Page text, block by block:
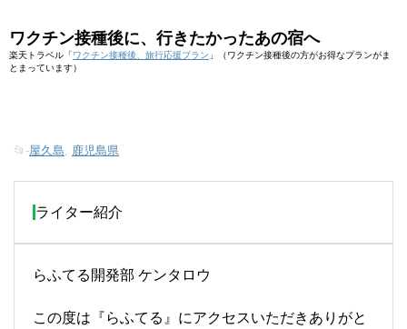
ワクチン接種後に、行きたかったあの宿へ
楽天トラベル「ワクチン接種後、旅行応援プラン 」（ワクチン接種後の方がお得なプランがま
とまっています）
📂-屋久島, 鹿児島県
ライター紹介
らふてる開発部 ケンタロウ
この度は『らふてる』にアクセスいただきありがと